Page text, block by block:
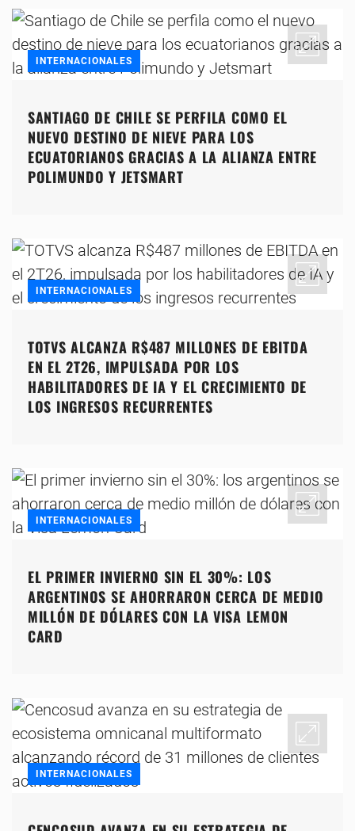
INTERNACIONALES
SANTIAGO DE CHILE SE PERFILA COMO EL
NUEVO DESTINO DE NIEVE PARA LOS
ECUATORIANOS GRACIAS A LA ALIANZA ENTRE
POLIMUNDO Y JETSMART
INTERNACIONALES
TOTVS ALCANZA R$487 MILLONES DE EBITDA
EN EL 2T26, IMPULSADA POR LOS
HABILITADORES DE IA Y EL CRECIMIENTO DE
LOS INGRESOS RECURRENTES
INTERNACIONALES
EL PRIMER INVIERNO SIN EL 30%: LOS
ARGENTINOS SE AHORRARON CERCA DE MEDIO
MILLÓN DE DÓLARES CON LA VISA LEMON
CARD
INTERNACIONALES